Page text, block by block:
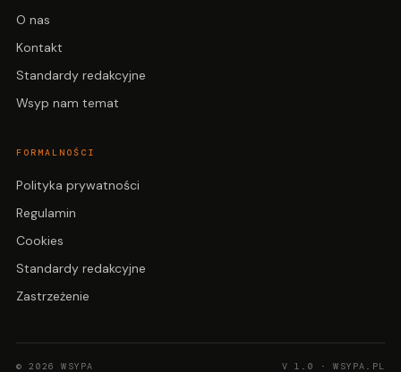
O nas
Kontakt
Standardy redakcyjne
Wsyp nam temat
FORMALNOŚCI
Polityka prywatności
Regulamin
Cookies
Standardy redakcyjne
Zastrzeżenie
© 2026 WSYPA V 1.0 · WSYPA.PL